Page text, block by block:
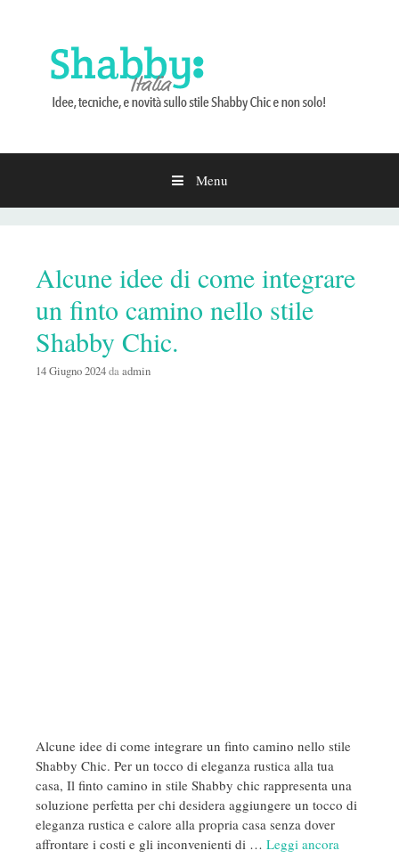
Menu
Alcune idee di come integrare
un finto camino nello stile
Shabby Chic.
14 Giugno 2024daadmin
Alcune idee di come integrare un finto camino nello stile
Shabby Chic. Per un tocco di eleganza rustica alla tua
casa, Il finto camino in stile Shabby chic rappresenta una
soluzione perfetta per chi desidera aggiungere un tocco di
eleganza rustica e calore alla propria casa senza dover
affrontare i costi e gli inconvenienti di … Leggi ancora